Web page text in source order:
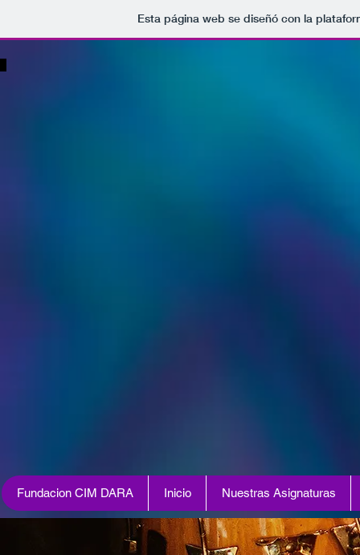
Esta página web se diseñó con la
Fundacion CIM DARA Inicio Nuestras Asignaturas